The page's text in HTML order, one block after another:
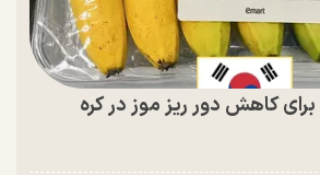
برای کاهش دور ریز موز در کره